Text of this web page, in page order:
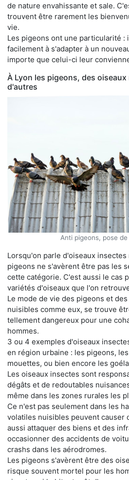
de nature envahissante et sale.
trouvent être rarement les
vie.
Les pigeons ont une particularité :
facilement à s'adapter à un
importe que celui-ci leur
À Lyon les pigeons, des
d'autres
Anti pigeons, pose
Lorsqu'on parle d'oiseaux
pigeons ne s'avèrent être pas les
cette catégorie. C'est aussi le cas
variétés d'oiseaux que l'on
Le mode de vie des pigeons et
nuisibles comme eux, se trouve
tellement dangereux pour une
hommes.
3 ou 4 exemples d'oiseaux
en région urbaine : les pigeons,
mouettes, ou bien encore les
Les oiseaux insectes sont
dégâts et de redoutables
même dans les zones rurales les
Ce n'est pas seulement dans les
volatiles nuisibles peuvent causer
aussi attaquer des biens et des
occasionner des accidents de
crashs dans les aérodromes.
Les pigeons s'avèrent être des
risque souvent mortel pour les